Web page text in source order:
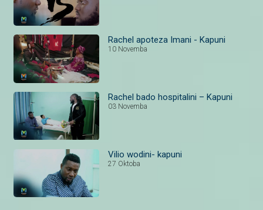
Rachel apoteza Imani - Kapuni
10 Novemba
Rachel bado hospitalini – Kapuni
03 Novemba
Vilio wodini- kapuni
27 Oktoba